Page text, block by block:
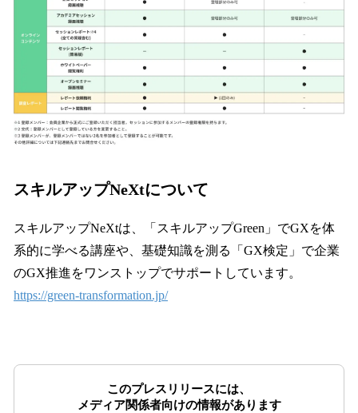
スキルアップNeXtについて
スキルアップNeXtは、「スキルアップGreen」でGXを体
系的に学べる講座や、基礎知識を測る「GX検定」で企業
のGX推進をワンストップでサポートしています。
https://green-transformation.jp/
このプレスリリースには、
メディア関係者向けの情報があります